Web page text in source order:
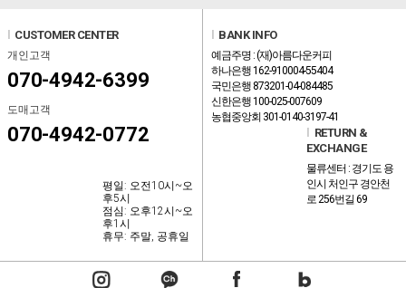
CUSTOMER CENTER
개인고객
070-4942-6399
도매고객
070-4942-0772
평일: 오전10시~오
후5시
점심: 오후12시~오
후1시
휴무: 주말, 공휴일
BANK INFO
예금주명 : (재)아름다운커피
하나은행 162-910004-55404
국민은행 873201-04-084485
신한은행 100-025-007609
농협중앙회 301-0140-3197-41
RETURN &
EXCHANGE
물류센터 : 경기도 용
인시 처인구 경안천
로 256번길 69